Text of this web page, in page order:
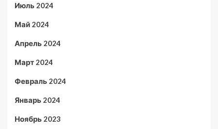
Июль 2024
Май 2024
Апрель 2024
Март 2024
Февраль 2024
Январь 2024
Ноябрь 2023